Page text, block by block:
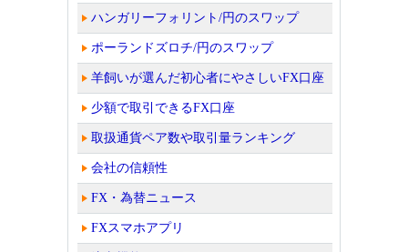
ハンガリーフォリント/円のスワップ
ポーランドズロチ/円のスワップ
羊飼いが選んだ初心者にやさしいFX口座
少額で取引できるFX口座
取扱通貨ペア数や取引量ランキング
会社の信頼性
FX・為替ニュース
FXスマホアプリ